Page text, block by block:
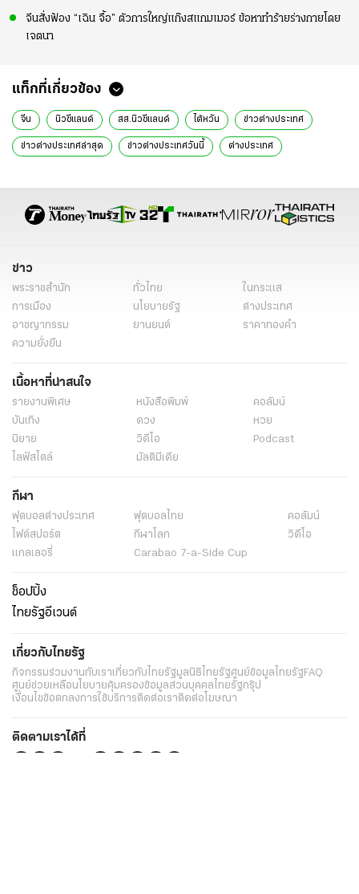
จีนสั่งฟ้อง “เฉิน จื้อ” ตัวการใหญ่แก๊งสแกมเมอร์ ข้อหาทำร้ายร่างกายโดย
เจตนา
แท็กที่เกี่ยวข้อง
จีน นิวซีแลนด์ สส.นิวซีแลนด์ ไต้หวัน ข่าวต่างประเทศ
ข่าวต่างประเทศล่าสุด ข่าวต่างประเทศวันนี้ ต่างประเทศ
ข่าววันนี้ล่าสุด
ข่าว
พระราชสำนัก ทั่วไทย
ในกระแส
การเมือง
นโยบายรัฐ
ต่างประเทศ
อาชญากรรม
ยานยนต์
ราคาทองคำ
ความยั่งยืน
เนื้อหาที่น่าสนใจ
รายงานพิเศษ หนังสือพิมพ์
คอลัมน์
บันเทิง
ดวง
หวย
นิยาย
วิดีโอ
Podcast
ไลฟ์สไตล์
มัลติมีเดีย
กีฬา
ฟุตบอลต่่างประเทศ ฟุตบอลไทย
คอลัมน์
ไฟต์สปอร์ต
กีฬาโลก
วิดีโอ
แกลเลอรี่
Carabao 7-a-Side Cup
ช็อปปิ้ง
ไทยรัฐอีเวนต์
เกี่ยวกับไทยรัฐ
กิจกรรมร่วมงานกับเราเกี่ยวกับไทยรัฐมูลนิธิไทยรัฐศูนย์ข้อมูลไทยรัฐFAQ
ศูนย์ช่วยเหลือนโยบายคุ้มครองข้อมูลส่วนบุคคลไทยรัฐกรุ๊ป
เงื่อนไขข้อตกลงการใช้บริการติดต่อเราติดต่อโฆษณา
ติดตามเราได้ที่